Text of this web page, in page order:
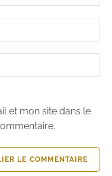
et mon site dans le